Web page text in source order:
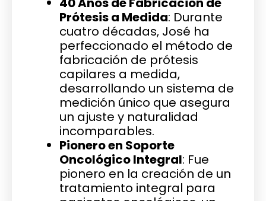
Prótesis a Medida: Durante
cuatro décadas, José ha
perfeccionado el método de
fabricación de prótesis
capilares a medida,
desarrollando un sistema de
medición único que asegura
un ajuste y naturalidad
incomparables.
Pionero en Soporte
Oncológico Integral: Fue
pionero en la creación de un
tratamiento integral para